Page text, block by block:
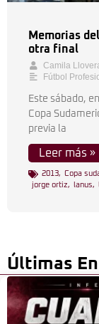
Memorias
otra final
Camila
Fútbol
Este sábado,
Copa
previa la
Leer más »
2013, Copa
jorge ortiz, lanus,
Últimas